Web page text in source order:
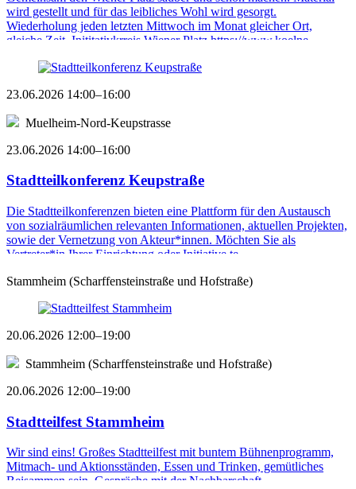
wird gestellt und für das leibliches Wohl wird gesorgt.
Wiederholung jeden letzten Mittwoch im Monat gleicher Ort,
gleiche Zeit. Inititativkrreis Wiener Platz https://www.koelne ...
23.06.2026 14:00–16:00
Muelheim-Nord-Keupstrasse
23.06.2026 14:00–16:00
Stadtteilkonferenz Keupstraße
Die Stadtteilkonferenzen bieten eine Plattform für den Austausch
von sozialräumlichen relevanten Informationen, aktuellen Projekten,
sowie der Vernetzung von Akteur*innen. Möchten Sie als
Vertreter*in Ihrer Einrichtung oder Initiative te ...
Stammheim (Scharffensteinstraße und Hofstraße)
20.06.2026 12:00–19:00
Stammheim (Scharffensteinstraße und Hofstraße)
20.06.2026 12:00–19:00
Stadtteilfest Stammheim
Wir sind eins! Großes Stadtteilfest mit buntem Bühnenprogramm,
Mitmach- und Aktionsständen, Essen und Trinken, gemütliches
Beisammen sein, Gespräche mit der Nachbarschaft. ...